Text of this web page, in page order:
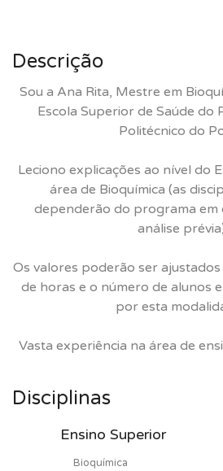
Descrição
Sou a Ana Rita, Mestre em
Escola Superior de Saúde
Politécnico do
Leciono explicações ao nível do
área de Bioquímica (as
dependerão do programa em
análise
Os valores poderão ser
de horas e o número de alunos
por esta
Vasta experiência na área de
Disciplinas
Ensino Superior
Bioquímica